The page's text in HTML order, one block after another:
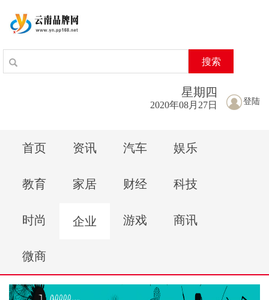
搜索
登陆
星期 四
2020年08月27日
首页 资讯 汽车 娱乐
教育 家居 财经 科技
时尚 企业 游戏 商讯
微商